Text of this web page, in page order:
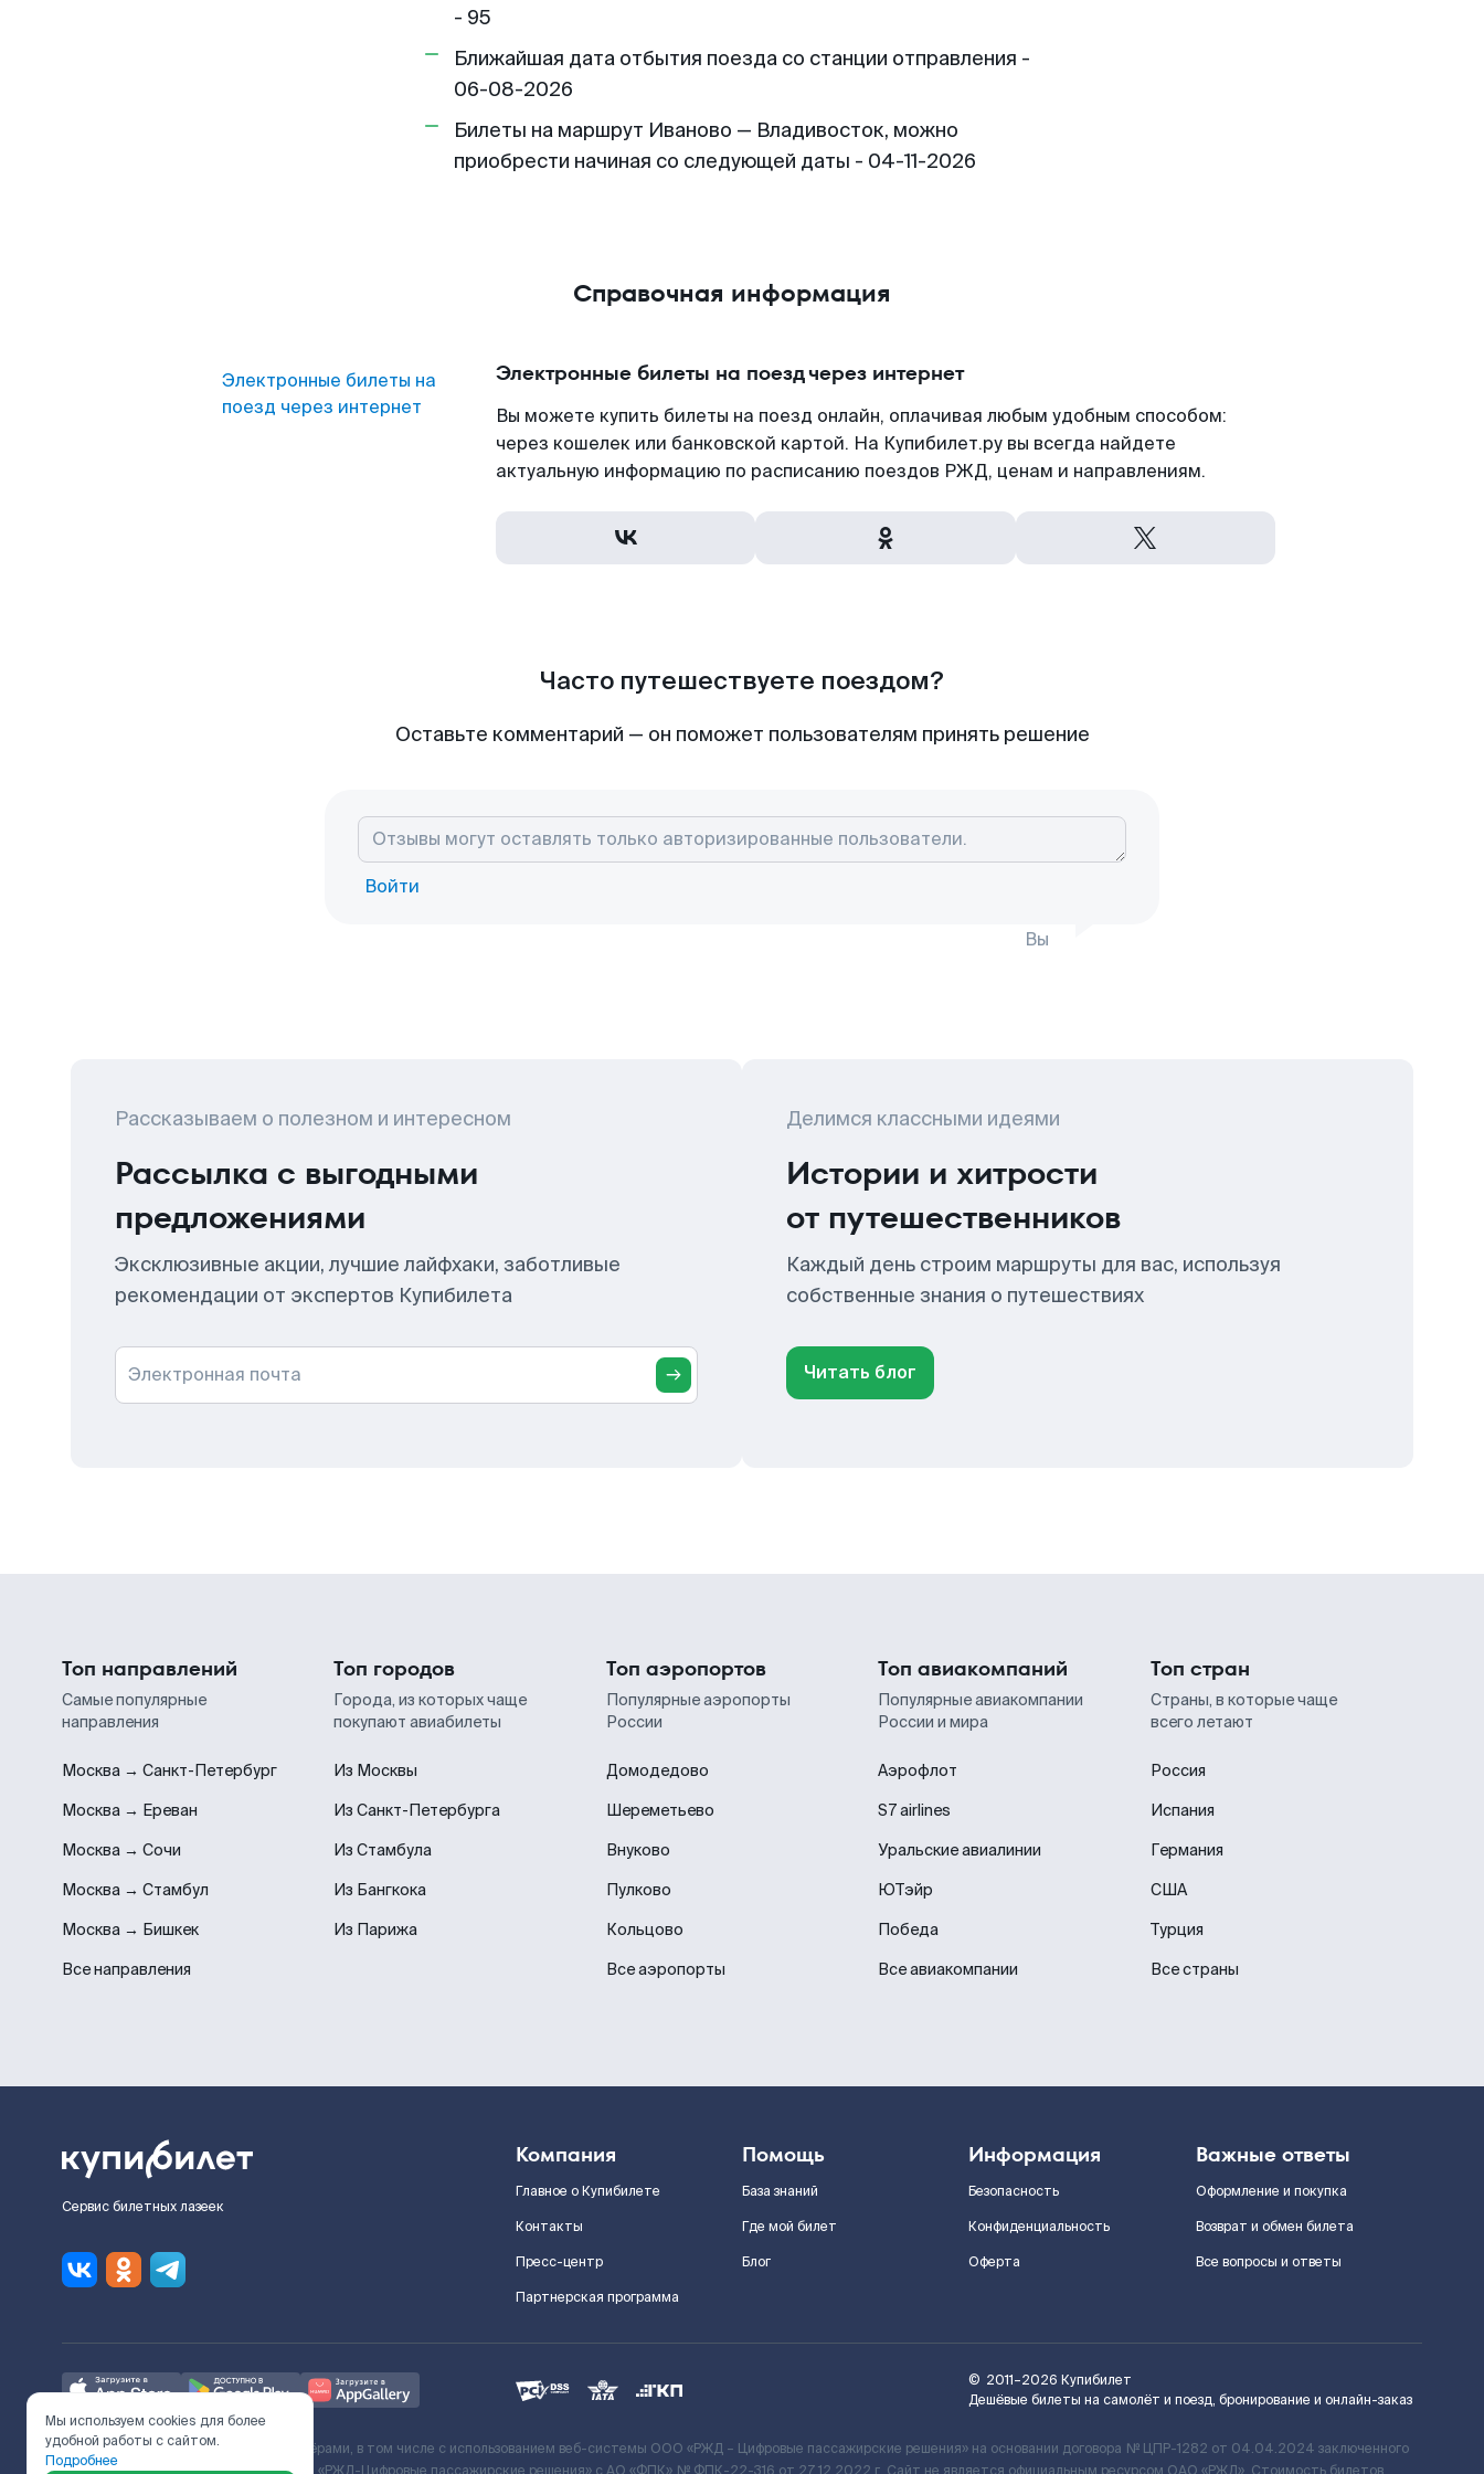
- 95
Ближайшая дата отбытия поезда со станции отправления -
06-08-2026
Билеты на маршрут Иваново — Владивосток, можно
приобрести начиная со следующей даты - 04-11-2026
Справочная информация
Электронные билеты на
поезд через интернет
Электронные билеты на поезд через интернет
Вы можете купить билеты на поезд онлайн, оплачивая любым удобным способом:
через кошелек или банковской картой. На Купибилет.ру вы всегда найдете
актуальную информацию по расписанию поездов РЖД, ценам и направлениям.
Часто путешествуете поездом?
Оставьте комментарий — он поможет пользователям принять решение
Войти
Вы
Рассказываем о полезном и интересном
Рассылка с выгодными
предложениями
Эксклюзивные акции, лучшие лайфхаки, заботливые
рекомендации от экспертов Купибилета
Электронная почта
Делимся классными идеями
Истории и хитрости
от путешественников
Каждый день строим маршруты для вас, используя
собственные знания о путешествиях
Читать блог
Топ направлений
Самые популярные
направления
Москва → Санкт-Петербург
Москва → Ереван
Москва → Сочи
Москва → Стамбул
Москва → Бишкек
Все направления
Топ городов
Города, из которых чаще
покупают авиабилеты
Из Москвы
Из Санкт-Петербурга
Из Стамбула
Из Бангкока
Из Парижа
Топ аэропортов
Популярные аэропорты
России
Домодедово
Шереметьево
Внуково
Пулково
Кольцово
Все аэропорты
Топ авиакомпаний
Популярные авиакомпании
России и мира
Аэрофлот
S7 airlines
Уральские авиалинии
ЮТэйр
Победа
Все авиакомпании
Топ стран
Страны, в которые чаще
всего летают
Россия
Испания
Германия
США
Турция
Все страны
Сервис билетных лазеек
Компания
Главное о Купибилете
Контакты
Пресс-центр
Партнерская программа
Помощь
База знаний
Где мой билет
Блог
Информация
Безопасность
Конфиденциальность
Оферта
Важные ответы
Оформление и покупка
Возврат и обмен билета
Все вопросы и ответы
© 2011–2026 Купибилет
Дешёвые билеты на самолёт и поезд, бронирование и онлайн-заказ
Ж/Д билеты предоставляются партнёрами, в том числе с использованием веб-системы ООО «РЖД – Цифровые пассажирские решения» на основании договора № ЦПР-1282 от 04.04.2024 заключенного
Мы используем cookies для более
удобной работы с сайтом.
Подробнее